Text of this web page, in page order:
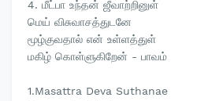
4. மீட்பா உந்தன் ஜீவாற்றினுள்
மெய் விசுவாசத்துடனே
மூழ்குவதால் என் உள்ளத்துள்
மகிழ் கொள்ளுகிறேன் - பாவம்
1.Masattra Deva Suthanae